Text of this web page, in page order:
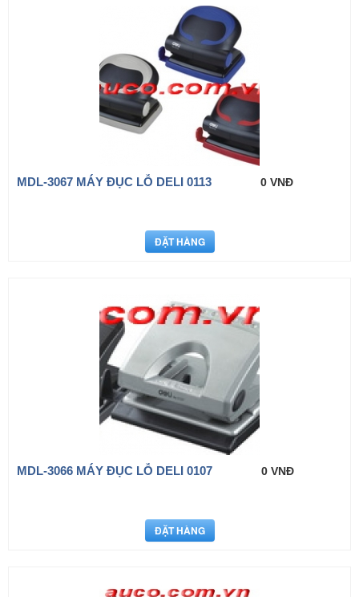
MDL-3067 MÁY ĐỤC LỖ DELI 0113 0 VNĐ
MDL-3066 MÁY ĐỤC LỖ DELI 0107 0 VNĐ